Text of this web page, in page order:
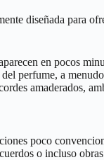
diseñada para
en pocos
perfume, a
amaderados,
poco
o incluso